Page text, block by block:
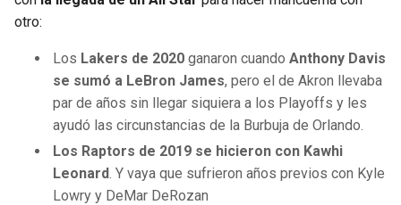
otro:
Los Lakers de 2020 ganaron cuandoAnthony Davis
se sumó a LeBron James, pero el de Akron llevaba
par de años sin llegar siquiera a los Playoffs y les
ayudó las circunstancias de la Burbuja de Orlando.
Los Raptors de 2019 se hicieron con Kawhi
Leonard . Y vaya que sufrieron años previos con Kyle
Lowry y DeMar DeRozan